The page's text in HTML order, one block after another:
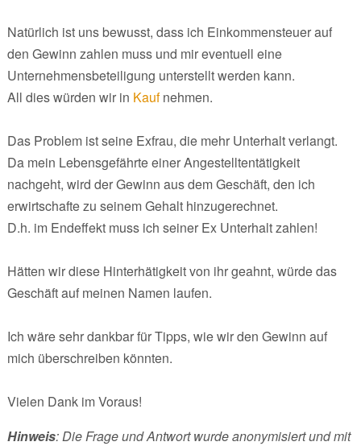
Natürlich ist uns bewusst, dass ich Einkommensteuer auf
den Gewinn zahlen muss und mir eventuell eine
Unternehmensbeteiligung unterstellt werden kann.
All dies würden wir in Kaufnehmen.
Das Problem ist seine Exfrau, die mehr Unterhalt verlangt.
Da mein Lebensgefährte einer Angestelltentätigkeit
nachgeht, wird der Gewinn aus dem Geschäft, den ich
erwirtschafte zu seinem Gehalt hinzugerechnet.
D.h. im Endeffekt muss ich seiner Ex Unterhalt zahlen!
Hätten wir diese Hinterhätigkeit von ihr geahnt, würde das
Geschäft auf meinen Namen laufen.
Ich wäre sehr dankbar für Tipps, wie wir den Gewinn auf
mich überschreiben könnten.
Vielen Dank im Voraus!
Hinweis: Die Frage und Antwort wurde anonymisiert und mit